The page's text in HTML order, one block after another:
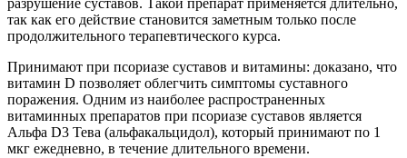
разрушение суставов. Такой препарат применяется длительно,
так как его действие становится заметным только после
продолжительного терапевтического курса.
Принимают при псориазе суставов и витамины: доказано, что
витамин D позволяет облегчить симптомы суставного
поражения. Одним из наиболее распространенных
витаминных препаратов при псориазе суставов является
Альфа D3 Тева (альфакальцидол), который принимают по 1
мкг ежедневно, в течение длительного времени.